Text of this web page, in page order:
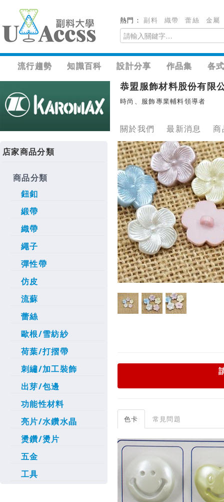
熱門：副料 織帶 蕾絲 金屬
流行趨勢 知識百科 設計分享 作品集 各
恭盟服飾材料股份有限
時尚、服飾專業輔料領導者
關於我們 最新消息 商
店家商品分類
商品分類
鈕釦
緞帶
織帶
繩子
彈性帶
仿皮
流蘇
蕾絲
歐根/雪紡紗
荷葉/打摺帶
刺繡/加工裝飾
出芽/包邊
功能性材料
亮片/水鑽水晶
燙鑽/燙片
五金
工具
色卡 常見問題